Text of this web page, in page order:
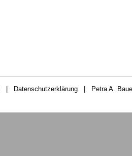
| Datenschutzerklärung | Petra A.